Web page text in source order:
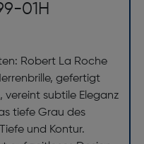
01H
Robert La Roche
gefertigt
subtile Eleganz
tiefe Grau des
und Kontur.